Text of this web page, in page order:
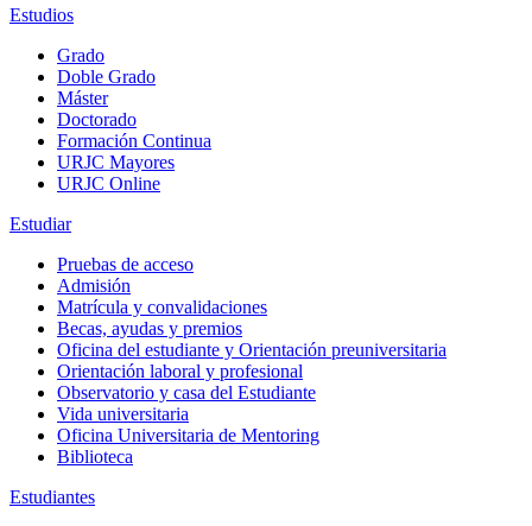
Estudios
Grado
Doble Grado
Máster
Doctorado
Formación Continua
URJC Mayores
URJC Online
Estudiar
Pruebas de acceso
Admisión
Matrícula y convalidaciones
Becas, ayudas y premios
Oficina del estudiante y Orientación preuniversitaria
Orientación laboral y profesional
Observatorio y casa del Estudiante
Vida universitaria
Oficina Universitaria de Mentoring
Biblioteca
Estudiantes